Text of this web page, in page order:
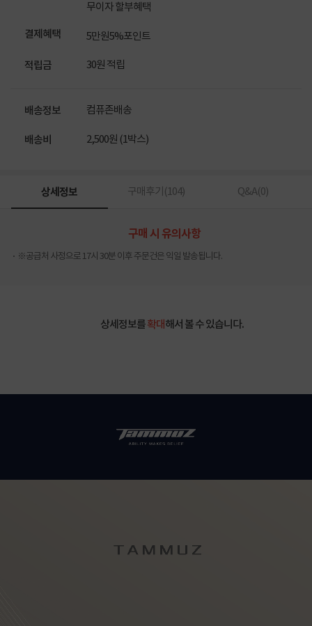
무이자 할부혜택
결제혜택 5만원5%포인트
적립금 30원 적립
배송정보 컴퓨존배송
배송비 2,500원 (1박스)
상세정보 구매후기(104) Q&A(0)
구매 시 유의사항
※공급처 사정으로 17시 30분 이후 주문건은 익일 발송됩니다.
상세정보를확대해서 볼 수 있습니다.